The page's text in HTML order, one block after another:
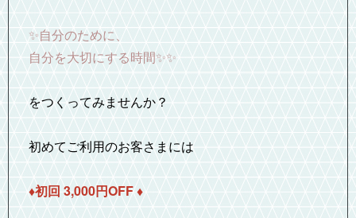
✨自分のために、
自分を大切にする時間✨✨
をつくってみませんか？
初めてご利用のお客さまには
♦️初回 3,000円OFF ♦️